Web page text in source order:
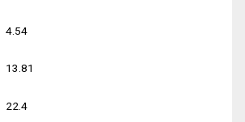
4.54
13.81
22.4